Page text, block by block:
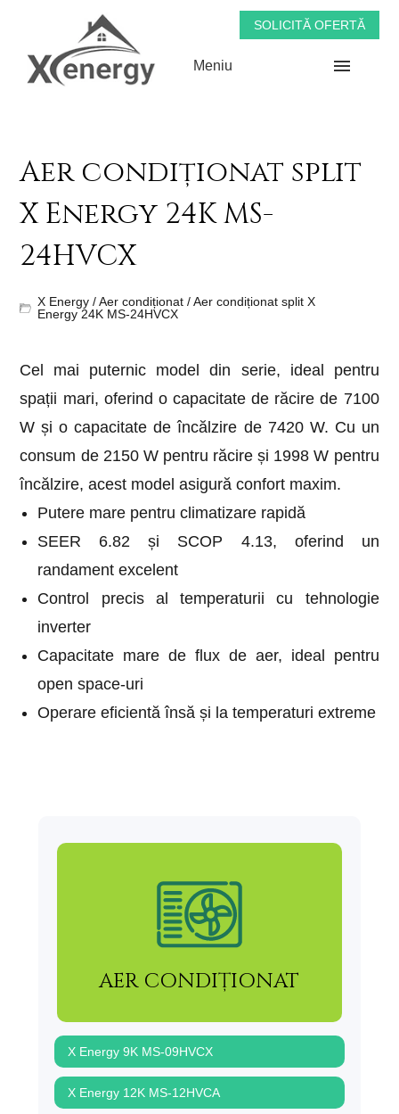
SOLICITĂ OFERTĂ
Meniu
Aer condiționat split
X Energy 24K MS-
24HVCX
X Energy /Aer condiționat / Aer condiționat split X
Energy 24K MS-24HVCX
Cel mai puternic model din serie, ideal pentru
spații mari, oferind o capacitate de răcire de 7100
W și o capacitate de încălzire de 7420 W. Cu un
consum de 2150 W pentru răcire și 1998 W pentru
încălzire, acest model asigură confort maxim.
Putere mare pentru climatizare rapidă
SEER 6.82 și SCOP 4.13, oferind un
randament excelent
Control precis al temperaturii cu tehnologie
inverter
Capacitate mare de flux de aer, ideal pentru
open space-uri
Operare eficientă însă și la temperaturi extreme
AER CONDIȚIONAT
X Energy 9K MS-09HVCX
X Energy 12K MS-12HVCA